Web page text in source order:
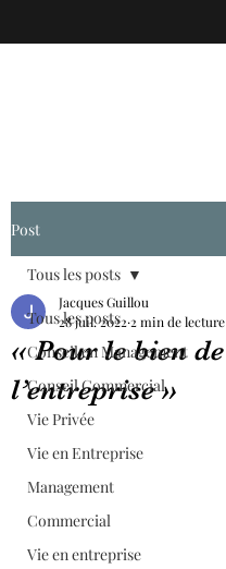
Post
Tous les posts
Conseil en Management
Conseil Commercial
Vie Privée
Vie en Entreprise
Management
Commercial
Vie en entreprise
Tous les posts
« Pour le bien de
l’entreprise »
Jacques Guillou
28 juil. 2022 2 min de lecture